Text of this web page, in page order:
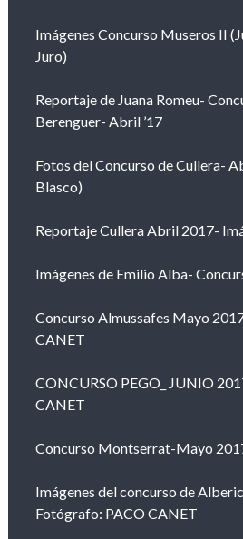
Imágenes Concurso Museros II
Juro)
Reportaje de Juana Romeu-
Berenguer- Abril ’17
Fotos del Concurso de Cullera-
Blasco)
Reportaje Cullera Abril 2017-
Imágenes de Emilio Alba-
Concurso Almussafes Mayo
CANET
CONCURSO PEGO_ JUNIO
CANET
Concurso Montserrat-Mayo
Imágenes del concurso de
Fotógrafo: PACO CANET